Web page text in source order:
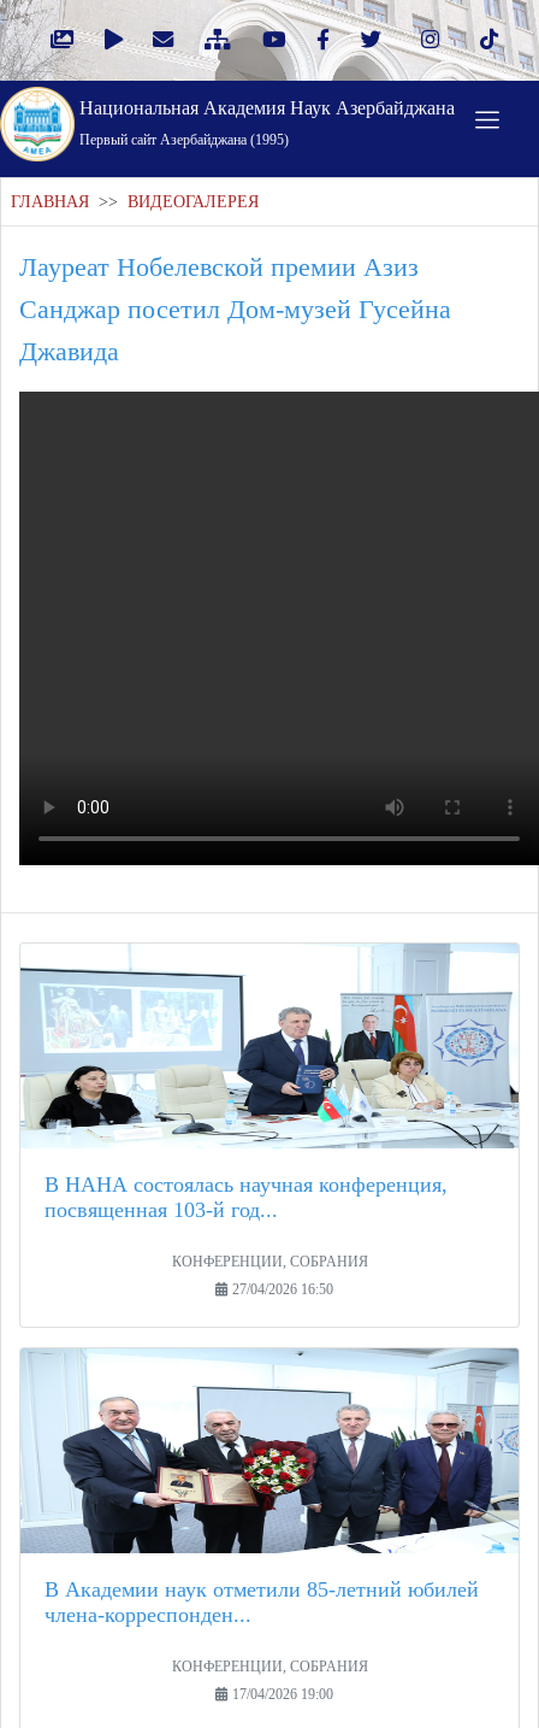
Национальная Академия Наук Азербайджана
Первый cайт Азербайджана (1995)
ГЛАВНАЯ >> ВИДЕОГАЛЕРЕЯ
Лауреат Нобелевской премии Азиз
Санджар посетил Дом-музей Гусейна
Джавида
В НАНА состоялась научная конференция,
посвященная 103-й год...
КОНФЕРЕНЦИИ, СОБРАНИЯ
27/04/2026 16:50
В Академии наук отметили 85-летний юбилей
члена-корреспонден...
КОНФЕРЕНЦИИ, СОБРАНИЯ
17/04/2026 19:00